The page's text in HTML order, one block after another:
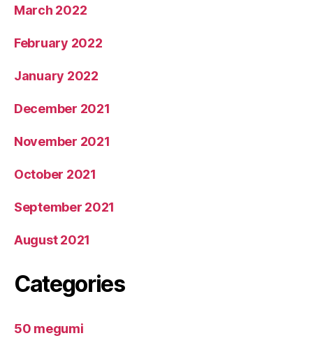
March 2022
February 2022
January 2022
December 2021
November 2021
October 2021
September 2021
August 2021
Categories
50 megumi